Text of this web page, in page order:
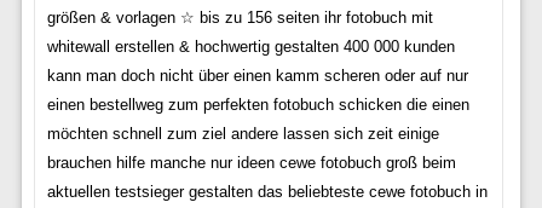
größen & vorlagen ☆ bis zu 156 seiten ihr fotobuch mit
whitewall erstellen & hochwertig gestalten 400 000 kunden
kann man doch nicht über einen kamm scheren oder auf nur
einen bestellweg zum perfekten fotobuch schicken die einen
möchten schnell zum ziel andere lassen sich zeit einige
brauchen hilfe manche nur ideen cewe fotobuch groß beim
aktuellen testsieger gestalten das beliebteste cewe fotobuch in